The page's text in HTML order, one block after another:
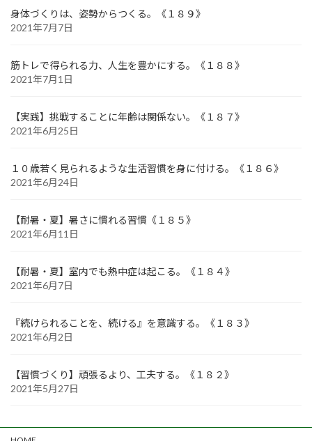
身体づくりは、姿勢からつくる。《１８９》
2021年7月7日
筋トレで得られる力、人生を豊かにする。《１８８》
2021年7月1日
【実践】挑戦することに年齢は関係ない。《１８７》
2021年6月25日
１０歳若く見られるような生活習慣を身に付ける。《１８６》
2021年6月24日
【耐暑・夏】暑さに慣れる習慣《１８５》
2021年6月11日
【耐暑・夏】室内でも熱中症は起こる。《１８４》
2021年6月7日
『続けられることを、続ける』を意識する。《１８３》
2021年6月2日
【習慣づくり】頑張るより、工夫する。《１８２》
2021年5月27日